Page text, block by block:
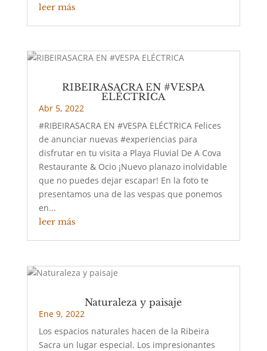
leer más
RIBEIRASACRA EN #VESPA
ELÉCTRICA
Abr 5, 2022
#RIBEIRASACRA EN #VESPA ELÉCTRICA Felices
de anunciar nuevas #experiencias para
disfrutar en tu visita a Playa Fluvial De A Cova
Restaurante & Ocio ¡Nuevo planazo inolvidable
que no puedes dejar escapar! En la foto te
presentamos una de las vespas que ponemos
en...
leer más
Naturaleza y paisaje
Ene 9, 2022
Los espacios naturales hacen de la Ribeira
Sacra un lugar especial. Los impresionantes